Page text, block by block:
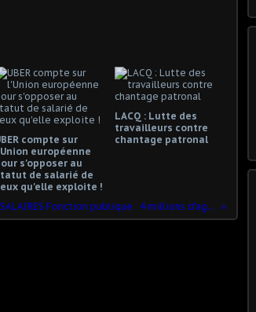
compte sur
européenne
s'opposer au
de salarié de
qu'elle exploite !
LACQ : Lutte des
travailleurs contre
chantage patronal
SALAIRES Fonction publique : 4 millions d'agents "oubliés"